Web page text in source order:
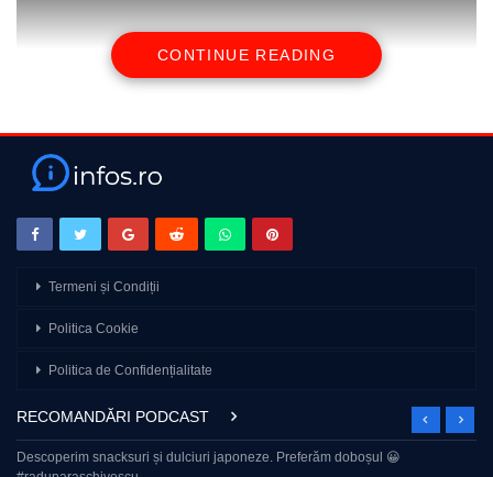
CONTINUE READING
Termeni și Condiții
Politica Cookie
Politica de Confidențialitate
RECOMANDĂRI PODCAST
Descoperim snacksuri și dulciuri japoneze. Preferăm doboșul 😀